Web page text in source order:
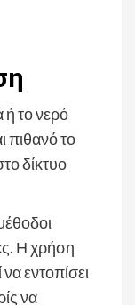
ή το νερό
πιθανό το
δίκτυο
Η χρήση
εντοπίσει
να